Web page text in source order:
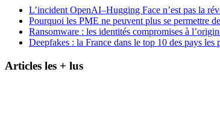
L’incident OpenAI–Hugging Face n’est pas la
Pourquoi les PME ne peuvent plus se permettre
Ransomware : les identités compromises à
Deepfakes : la France dans le top 10 des pays les
Articles les + lus